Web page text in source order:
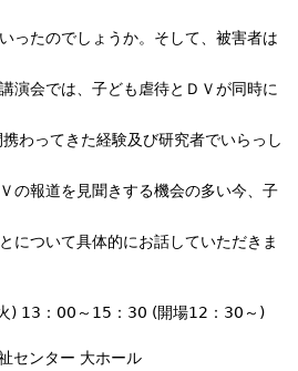
ったのでしょうか。そして、被害者は
演会では、子ども虐待とＤＶが同時に
わってきた経験及び研究者でいらっし
の報道を見聞きする機会の多い今、子
について具体的にお話していただきま
) 13：00～15：30 (開場12：30～)
センター 大ホール